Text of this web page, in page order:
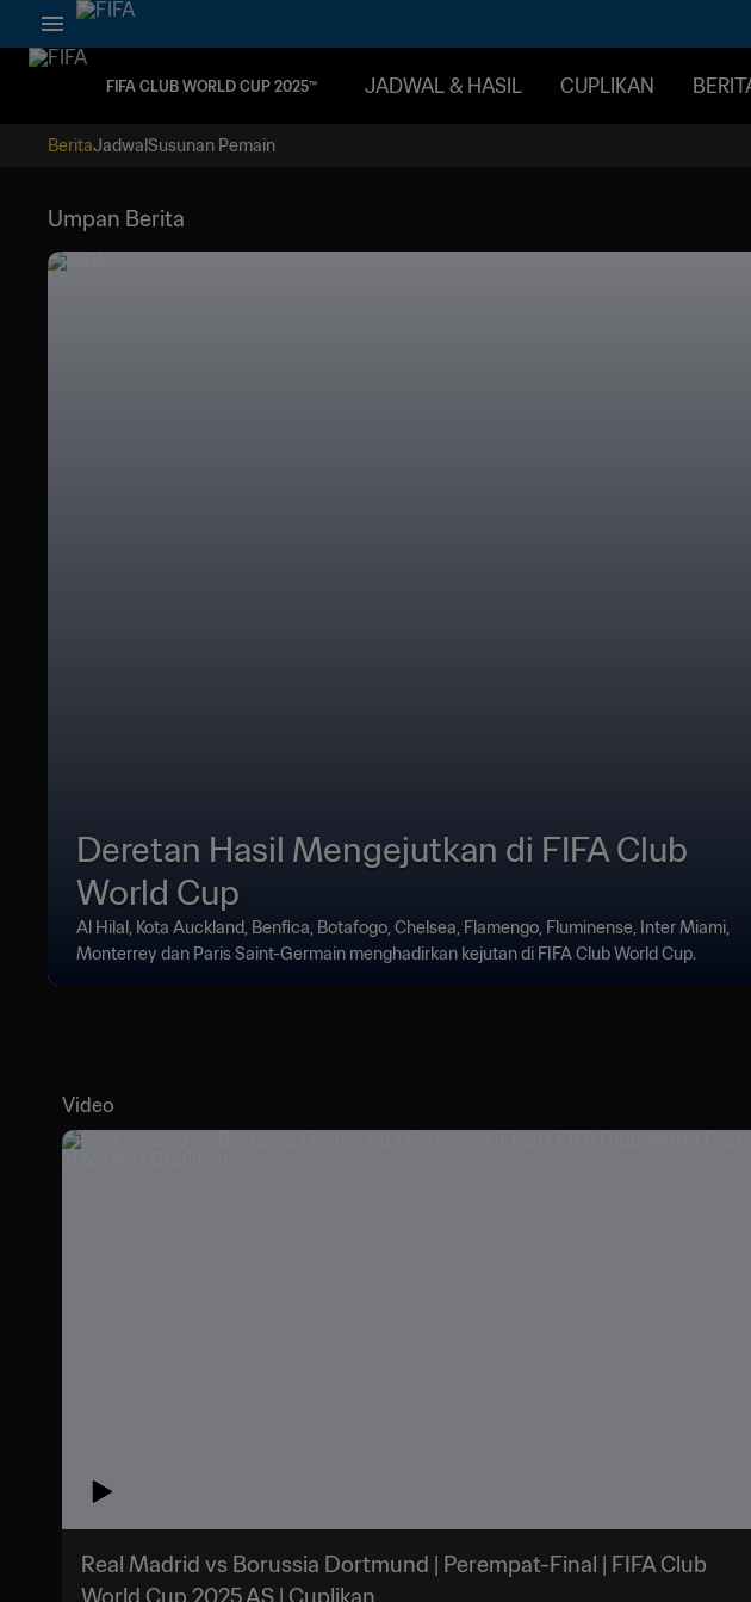
FIFA CLUB WORLD CUP 2025™ JADWAL & HASIL CUPLIKAN
BeritaJadwalSusunan Pemain
Umpan Berita
Deretan Hasil Mengejutkan di FIFA Club
World Cup
Al Hilal, Kota Auckland, Benfica, Botafogo, Chelsea, Flamengo, Fluminense, Inter Miami,
Monterrey dan Paris Saint-Germain menghadirkan kejutan di FIFA Club World Cup.
Video
Real Madrid vs Borussia Dortmund | Perempat-Final | FIFA Club